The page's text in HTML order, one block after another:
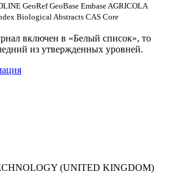
GeoRef GeoBase Embase AGRICOLA
Biological Abstracts CAS Core
включен в «Белый список», то
из утвержденных уровней.
(UNITED KINGDOM)